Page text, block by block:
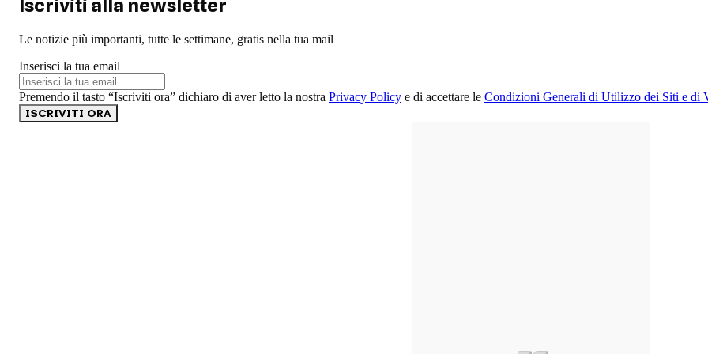
Iscriviti alla newsletter
Le notizie più importanti, tutte le settimane, gratis nella tua mail
Inserisci la tua email
Premendo il tasto “Iscriviti ora” dichiaro di aver letto la nostra Privacy Policy e di accettare le Condizioni Generali di Utilizzo dei Siti e di
ISCRIVITI ORA